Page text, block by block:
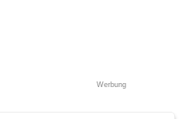
Werbung